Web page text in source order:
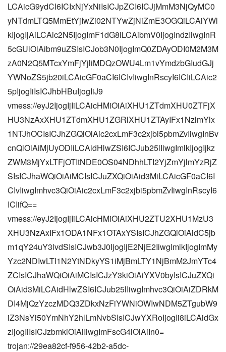
LCAicG9ydCI6ICIxNjYxNiIsICJpZCI6ICJjMmM3NjQyMC0
yNTdmLTQ5MmEtYjIwZi02NTYwZjNiZmE3OGQiLCAiYWl
kIjogIjAiLCAic2N5IjogImF1dG8iLCAibmV0IjogIndzIiwgInR
5cGUiOiAibm9uZSIsICJob3N0IjogImQ0ZDAyODI0M2M3M
zA0N2Q5MTcxYmFjYjliMDQzOWU4Lm1vYmdzbGIudGJj
YWNoZS5jb20iLCAicGF0aCI6ICIvIiwgInRscyI6ICIiLCAic2
5pIjogIiIsICJhbHBuIjogIiJ9
vmess://eyJ2IjogIjIiLCAicHMiOiAiXHU1ZTdmXHU0ZTFjX
HU3NzAxXHU1ZTdmXHU1ZGRlXHU1ZTAyIFx1NzlmYlx
1NTJhOCIsICJhZGQiOiAic2cxLmF3c2xjbi5pbmZvIiwgInBv
cnQiOiAiMjUyODIiLCAidHlwZSI6ICJub25lIiwgImlkIjogIjkz
ZWM3MjYxLTFjOTItNDE0OS04NDhhLTI2YjZmYjlmYzRjZ
SIsICJhaWQiOiAiMCIsICJuZXQiOiAid3MiLCAicGF0aCI6I
CIvIiwgImhvc3QiOiAic2cxLmF3c2xjbi5pbmZvIiwgInRscyI6
ICIifQ==
vmess://eyJ2IjogIjIiLCAicHMiOiAiXHU2ZTU2XHU1MzU3
XHU3NzAxIFx1ODA1NFx1OTAxYSIsICJhZGQiOiAidC5jb
m1qY24uY3lvdSIsICJwb3J0IjogIjE2NjE2IiwgImlkIjogImMy
Yzc2NDIwLTI1N2YtNDkyYS1iMjBmLTY1NjBmM2JmYTc4
ZCIsICJhaWQiOiAiMCIsICJzY3kiOiAiYXV0byIsICJuZXQi
OiAid3MiLCAidHlwZSI6ICJub25lIiwgImhvc3QiOiAiZDRkM
DI4MjQzYzczMDQ3ZDkxNzFiYWNiOWIwNDM5ZTgubW9
iZ3NsYi50YmNhY2hlLmNvbSIsICJwYXRoIjogIi8iLCAidGx
zIjogIiIsICJzbmkiOiAiIiwgImFscG4iOiAiIn0=
trojan://29ea82cf-f956-42b2-a5dc-